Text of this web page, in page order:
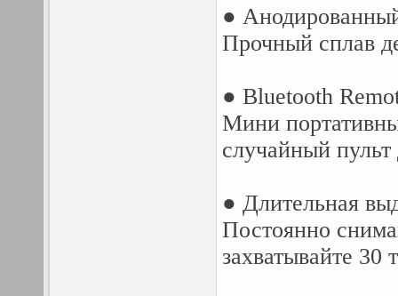
●
Прочный сплав
● Bluetooth
Мини
случайный
● Длительная
Постоянно
захватывайте